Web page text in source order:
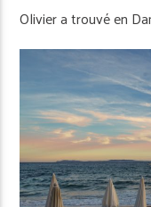
Olivier a trouvé en